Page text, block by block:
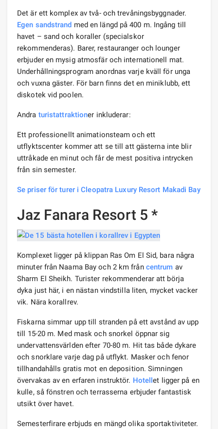
Det är ett komplex av två- och trevåningsbyggnader.
Egen sandstrand med en längd på 400 m. Ingång till
havet – sand och koraller (specialskor
rekommenderas). Barer, restauranger och lounger
erbjuder en mysig atmosfär och internationell mat.
Underhållningsprogram anordnas varje kväll för unga
och vuxna gäster. För barn finns det en miniklubb, ett
diskotek vid poolen.
Andra turistattraktioner inkluderar:
Ett professionellt animationsteam och ett
utflyktscenter kommer att se till att gästerna inte blir
uttråkade en minut och får de mest positiva intrycken
från sin semester.
Se priser för turer i Cleopatra Luxury Resort Makadi Bay
Jaz Fanara Resort 5 *
Komplexet ligger på klippan Ras Om El Sid, bara några
minuter från Naama Bay och 2 km från centrum av
Sharm El Sheikh. Turister rekommenderar att börja
dyka just här, i en nästan vindstilla liten, mycket vacker
vik. Nära korallrev.
Fiskarna simmar upp till stranden på ett avstånd av upp
till 15-20 m. Med mask och snorkel öppnar sig
undervattensvärlden efter 70-80 m. Hit tas både dykare
och snorklare varje dag på utflykt. Masker och fenor
tillhandahålls gratis mot en deposition. Simningen
övervakas av en erfaren instruktör. Hotellet ligger på en
kulle, så fönstren och terrasserna erbjuder fantastisk
utsikt över havet.
Semesterfirare erbjuds en mängd olika sportaktiviteter.